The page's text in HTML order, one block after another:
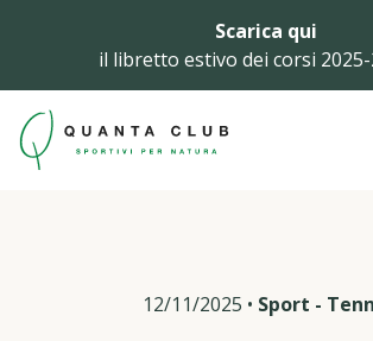
Scarica qui
il libretto estivo dei corsi 2025-
12/11/2025 • Sport -